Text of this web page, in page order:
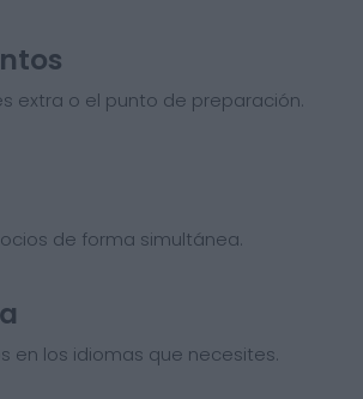
extra o el punto de preparación.
de forma simultánea.
en los idiomas que necesites.